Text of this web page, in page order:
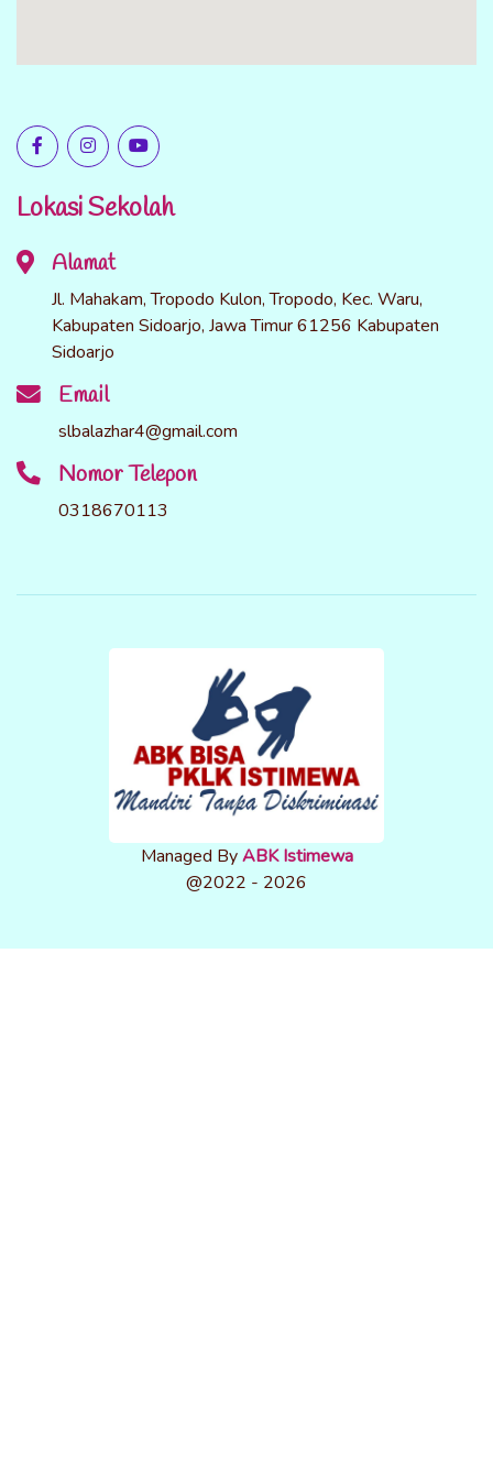
Lokasi Sekolah
Alamat
Jl. Mahakam, Tropodo Kulon, Tropodo, Kec. Waru,
Kabupaten Sidoarjo, Jawa Timur 61256 Kabupaten
Sidoarjo
Email
slbalazhar4@gmail.com
Nomor Telepon
0318670113
Managed ByABK Istimewa
@2022 - 2026